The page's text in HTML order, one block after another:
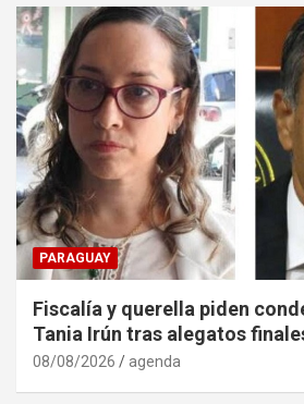
PARAGUAY
Fiscalía y querella piden
Tania Irún tras alegatos
08/08/2026 agenda